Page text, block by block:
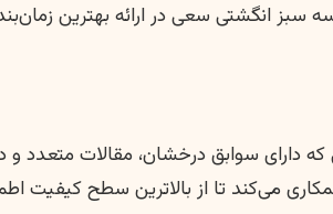
انگشتی سعی در ارائه بهترین
دارای سوابق درخشان، مقالات
می‌کند تا از بالاترین سطح کیفیت